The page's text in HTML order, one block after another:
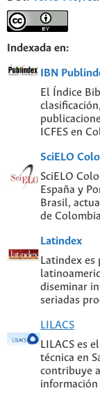
Indexada en:
IBN
El Índice
ICFES en
SciELO
SciELO
España y
Brasil,
de
Latindex
Latindex
diseminar
seriadas
LILACS
LILACS es
técnica en
contribuye
información